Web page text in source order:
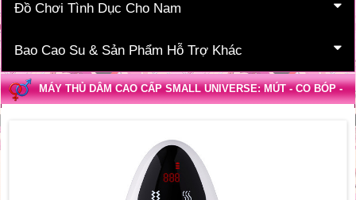
Đồ Chơi Tình Dục Cho Nam
Bao Cao Su & Sản Phẩm Hỗ Trợ Khác
MÁY THỦ DÂM CAO CẤP SMALL UNIVERSE: MÚT - CO BÓP -